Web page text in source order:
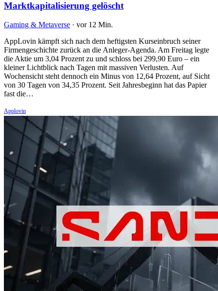
Marktkapitalisierung gelöscht
Gaming & Metaverse · vor 12 Min.
AppLovin kämpft sich nach dem heftigsten Kurseinbruch seiner
Firmengeschichte zurück an die Anleger-Agenda. Am Freitag legte
die Aktie um 3,04 Prozent zu und schloss bei 299,90 Euro – ein
kleiner Lichtblick nach Tagen mit massiven Verlusten. Auf
Wochensicht steht dennoch ein Minus von 12,64 Prozent, auf Sicht
von 30 Tagen von 34,35 Prozent. Seit Jahresbeginn hat das Papier
fast die…
Applovin